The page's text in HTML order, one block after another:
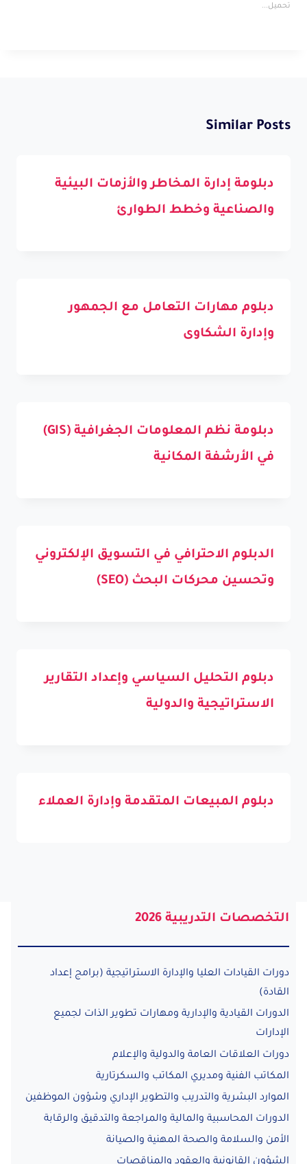
تحميل...
Similar Posts
دبلومة إدارة المخاطر والأزمات البيئية
والصناعية وخطط الطوارئ
دبلوم مهارات التعامل مع الجمهور
وإدارة الشكاوى
دبلومة نظم المعلومات الجغرافية (GIS)
في الأرشفة المكانية
الدبلوم الاحترافي في التسويق الإلكتروني
وتحسين محركات البحث (SEO)
دبلوم التحليل السياسي وإعداد التقارير
الاستراتيجية والدولية
دبلوم المبيعات المتقدمة وإدارة العملاء
التخصصات التدريبية 2026
دورات القيادات العليا والإدارة الاستراتيجية (برامج إعداد
القادة)
الدورات القيادية والإدارية ومهارات تطوير الذات لجميع
الإدارات
دورات العلاقات العامة والدولية والإعلام
المكاتب الفنية ومديري المكاتب والسكرتارية
الموارد البشرية والتدريب والتطوير الإداري وشؤون الموظفين
الدورات المحاسبية والمالية والمراجعة والتدقيق والرقابة
الأمن والسلامة والصحة المهنية والصيانة